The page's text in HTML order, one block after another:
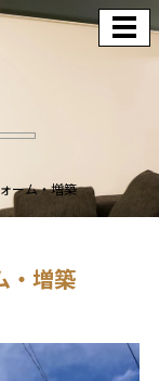
ーム・増築
・増築